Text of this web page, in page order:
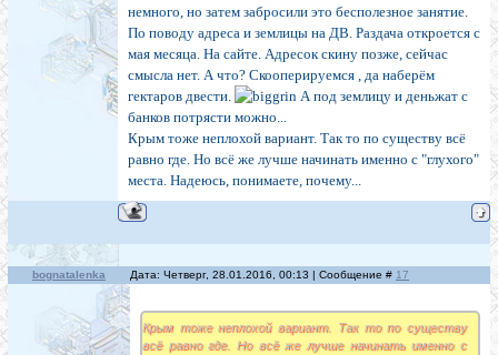
немного, но затем забросили это бесполезное занятие.
По поводу адреса и землицы на ДВ. Раздача откроется с
мая месяца. На сайте. Адресок скину позже, сейчас
смысла нет. А что? Скооперируемся , да наберём
гектаров двести.
А под землицу и деньжат с
банков потрясти можно...
Крым тоже неплохой вариант. Так то по существу всё
равно где. Но всё же лучше начинать именно с "глухого"
места. Надеюсь, понимаете, почему...
bognatalenka Дата: Четверг, 28.01.2016, 00:13 | Сообщение # 17
Крым тоже неплохой вариант. Так то по существу
всё равно где. Но всё же лучше начинать именно с